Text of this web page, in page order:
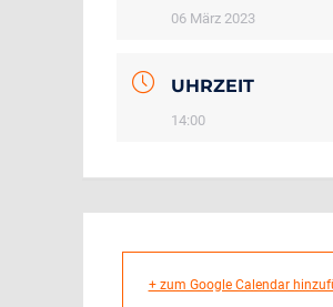
06 März 2023
UHRZEIT
14:00
+ zum Google Calendar